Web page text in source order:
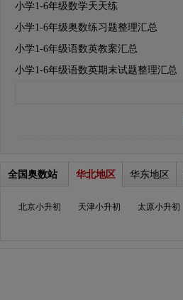
小学1-6年级数学天天练
小学1-6年级奥数练习题整理汇总
小学1-6年级语数英教案汇总
小学1-6年级语数英期末试题整理汇总
全国奥数站 华北地区 华东地区
北京小升初 天津小升初 太原小升初